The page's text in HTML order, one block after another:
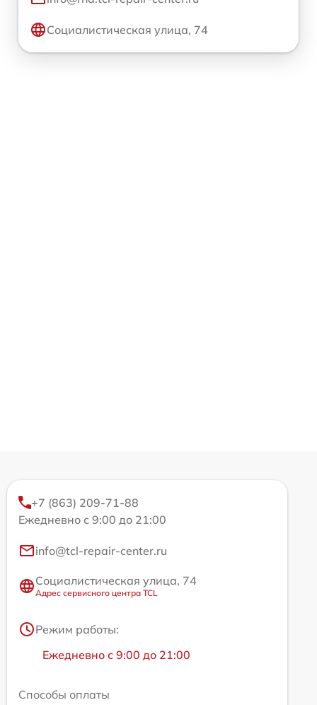
Социалистическая улица, 74
+7 (863) 209-71-88
Ежедневно с 9:00 до 21:00
info@tcl-repair-center.ru
Социалистическая улица, 74
Адрес сервисного центра TCL
Режим работы:
Ежедневно с 9:00 до 21:00
Способы оплаты